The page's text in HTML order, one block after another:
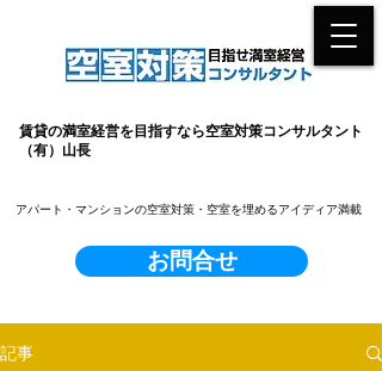
賃貸の満室経営を目指すなら空室対策コンサルタント
（有）山長
お問合せ
​アパート・マンションの空室対策・空室を埋めるアイディア満載
記事